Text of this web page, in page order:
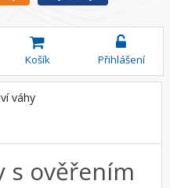
Košík Přihlášení
váhy
s ověřením